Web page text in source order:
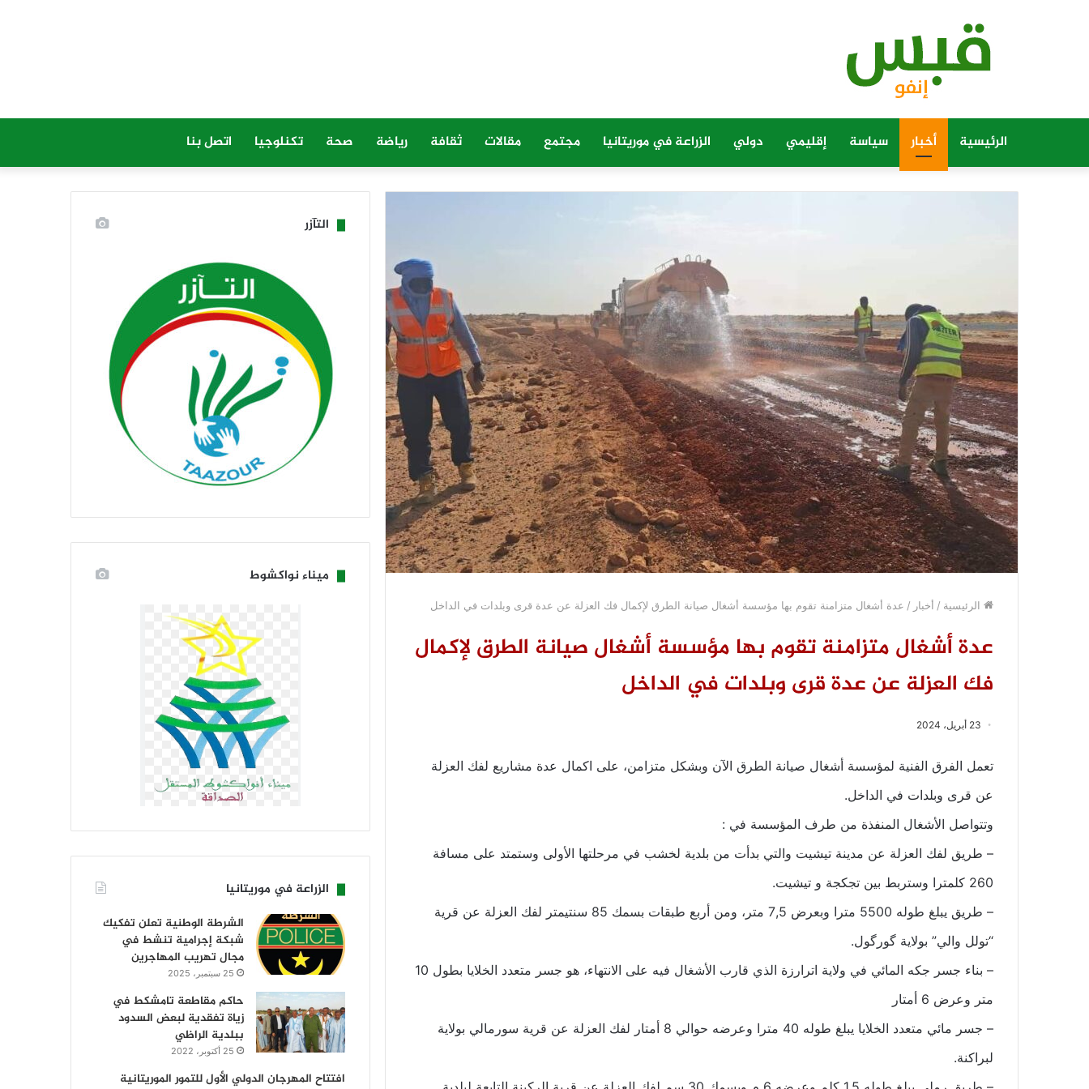
الرئيسية أخبار سياسة إقليمي دولي الزراعة في موريتانيا مجتمع مقالات ثقافة رياضة صحة تكنلوجيا اتصل بنا
الرئيسية / أخبار / عدة أشغال متزامنة تقوم بها مؤسسة أشغال صيانة الطرق لإكمال فك العزلة عن عدة قرى وبلدات في الداخل
عدة أشغال متزامنة تقوم بها مؤسسة أشغال صيانة الطرق لإكمال
فك العزلة عن عدة قرى وبلدات في الداخل
23 أبريل، 2024
تعمل الفرق الفنية لمؤسسة أشغال صيانة الطرق الآن وبشكل متزامن، على اكمال عدة مشاريع لفك العزلة
عن قرى وبلدات في الداخل.
وتتواصل الأشغال المنفذة من طرف المؤسسة في :
– طريق لفك العزلة عن مدينة تيشيت والتي بدأت من بلدية لخشب في مرحلتها الأولى وستمتد على مسافة
260 كلمترا وستربط بين تجكجة و تيشيت.
– طريق يبلغ طوله 5500 مترا وبعرض 7,5 متر، ومن أربع طبقات بسمك 85 سنتيمتر لفك العزلة عن قرية
“تولل والي” بولاية گورگول.
– بناء جسر جكه المائي في ولاية اترارزة الذي قارب الأشغال فيه على الانتهاء، هو جسر متعدد الخلايا بطول 10
متر وعرض 6 أمتار
– جسر مائي متعدد الخلايا يبلغ طوله 40 مترا وعرضه حوالي 8 أمتار لفك العزلة عن قرية سورمالي بولاية
لبراكنة.
التآزر
ميناء نواكشوط
الزراعة في موريتانيا
الشرطة الوطنية تعلن تفكيك
شبكة إجرامية تنشط في
مجال تهريب المهاجرين
25 سبتمبر، 2025
حاكم مقاطعة تامشكط في
زياة تفقدية لبعض السدود
ببلدية الراظي
25 أكتوبر، 2022
افتتاح المهرجان الدولي الأول للتمور الموريتانية